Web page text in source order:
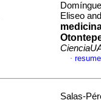
Eliseo
·
Salas-